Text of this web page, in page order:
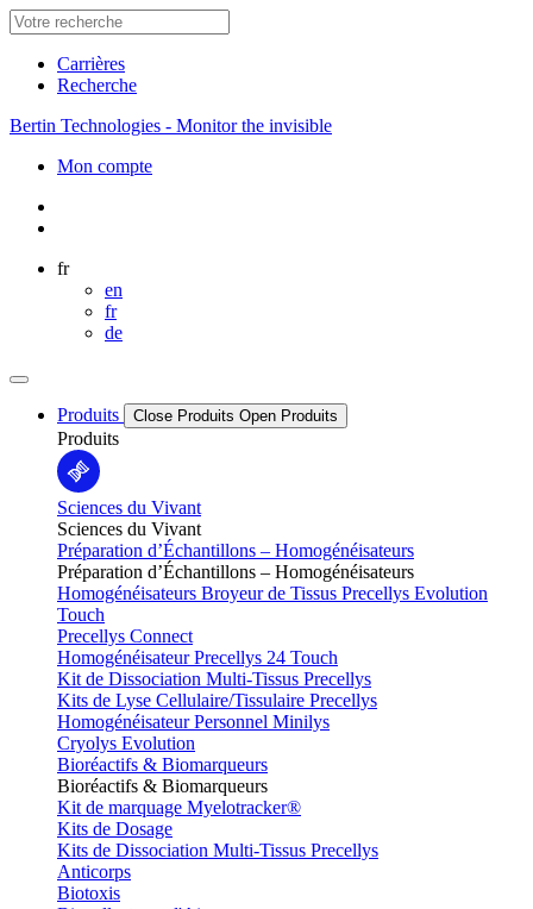
Carrières
Recherche
Bertin Technologies - Monitor the invisible
Mon compte
fr
en
fr
de
Produits Close Produits Open Produits
Produits
Sciences du Vivant
Sciences du Vivant
Préparation d’Échantillons – Homogénéisateurs
Préparation d’Échantillons – Homogénéisateurs
Homogénéisateurs Broyeur de Tissus Precellys Evolution
Touch
Precellys Connect
Homogénéisateur Precellys 24 Touch
Kit de Dissociation Multi-Tissus Precellys
Kits de Lyse Cellulaire/Tissulaire Precellys
Homogénéisateur Personnel Minilys
Cryolys Evolution
Bioréactifs & Biomarqueurs
Bioréactifs & Biomarqueurs
Kit de marquage Myelotracker®
Kits de Dosage
Kits de Dissociation Multi-Tissus Precellys
Anticorps
Biotoxis